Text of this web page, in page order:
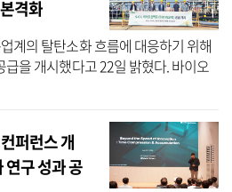
격화
계의 탈탄소화 흐름에 대응하기 위해
급을 개시했다고 22일 밝혔다. 바이오
(VLSFO)에 지속가능한 바이오연료를
퍼런스 개
구 성과 공